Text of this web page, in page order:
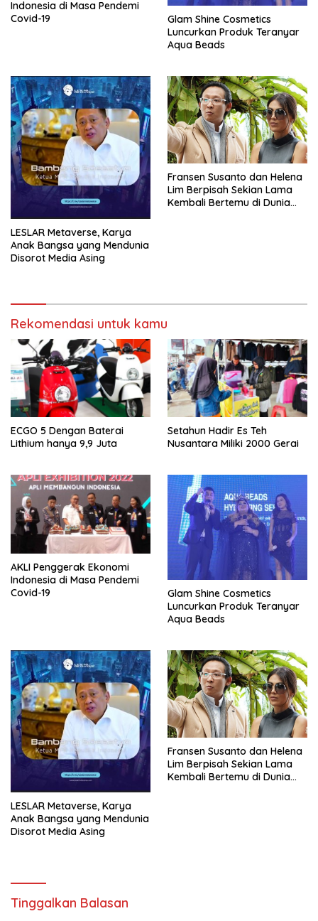
Indonesia di Masa Pendemi
Covid-19
Glam Shine Cosmetics
Luncurkan Produk Teranyar
Aqua Beads
LESLAR Metaverse, Karya
Anak Bangsa yang Mendunia
Disorot Media Asing
Fransen Susanto dan Helena
Lim Berpisah Sekian Lama
Kembali Bertemu di Dunia
Rekomendasi untuk kamu
ECGO 5 Dengan Baterai
Lithium hanya 9,9 Juta
Setahun Hadir Es Teh
Nusantara Miliki 2000 Gerai
AKLI Penggerak Ekonomi
Indonesia di Masa Pendemi
Covid-19
Glam Shine Cosmetics
Luncurkan Produk Teranyar
Aqua Beads
LESLAR Metaverse, Karya
Anak Bangsa yang Mendunia
Disorot Media Asing
Fransen Susanto dan Helena
Lim Berpisah Sekian Lama
Kembali Bertemu di Dunia
Tinggalkan Balasan